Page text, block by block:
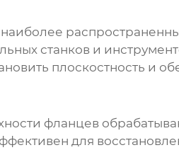
станков и
плоскостность и
фланцев
для